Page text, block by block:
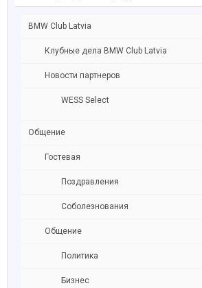
BMW Club Latvia
Клубные дела BMW Club Latvia
Новости партнеров
WESS Select
Общение
Гостевая
Поздравления
Соболезнования
Общение
Политика
Бизнес